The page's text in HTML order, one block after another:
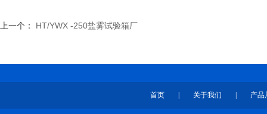
上一个： HT/YWX -250盐雾试验箱厂
首页 关于我们 产品